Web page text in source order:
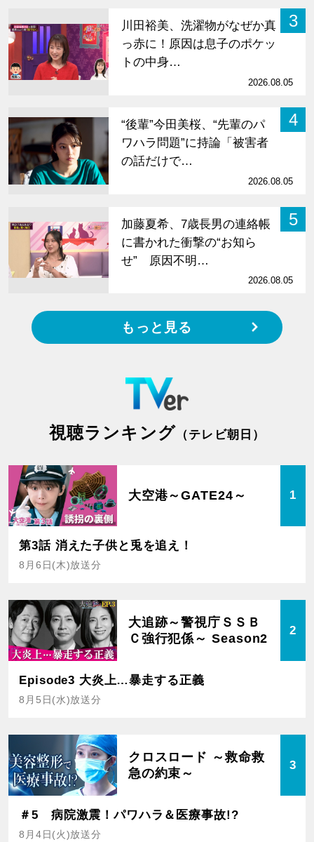
3
川田裕美、洗濯物がなぜか真
っ赤に！原因は息子のポケッ
トの中身…
2026.08.05
4
“後輩”今田美桜、“先輩のパ
ワハラ問題”に持論「被害者
の話だけで…
2026.08.05
5
加藤夏希、7歳長男の連絡帳
に書かれた衝撃の“お知ら
せ” 原因不明…
2026.08.05
もっと見る
視聴ランキング （テレビ朝日）
大空港～GATE24～ 1
第3話 消えた子供と兎を追え！
8月6日(木)放送分
大追跡～警視庁ＳＳＢ
Ｃ強行犯係～ Season2
2
Episode3 大炎上…暴走する正義
8月5日(水)放送分
クロスロード ～救命救
急の約束～
3
＃5 病院激震！パワハラ＆医療事故!?
8月4日(火)放送分